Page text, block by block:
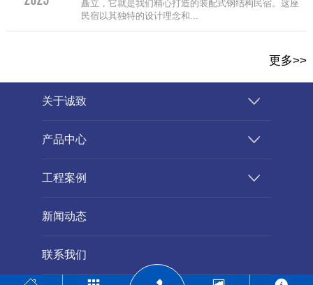
矗立，它就是我们精心打造的装配式钢结构民宿。这座
民宿以其独特的设计理念和...
更多>>
关于诚致
产品中心
工程案例
新闻动态
联系我们